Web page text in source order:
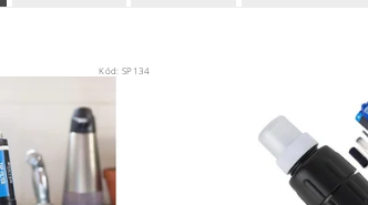
Kód: SP134